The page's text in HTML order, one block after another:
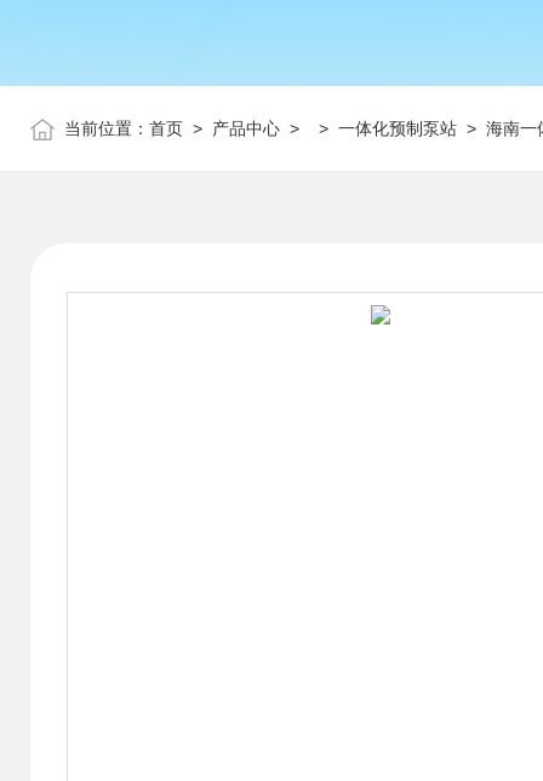
当前位置： 首页 > 产品中心 > > 一体化预制泵站 > 海南一